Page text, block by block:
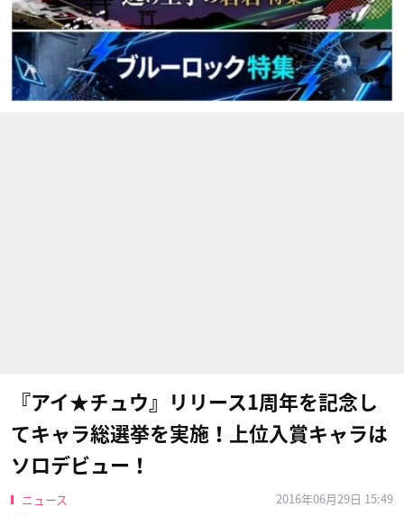
『アイ★チュウ』リリース1周年を記念し
てキャラ総選挙を実施！上位入賞キャラは
ソロデビュー！
ニュース
2016年06月29日 15:49